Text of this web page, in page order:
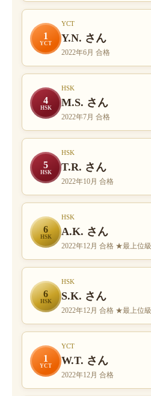
1
YCT
YCT
Y.N. さん
2022年6月 合格
4
HSK
HSK
M.S. さん
2022年7月 合格
5
HSK
HSK
T.R. さん
2022年10月 合格
6
HSK
HSK
A.K. さん
2022年12月 合格 ★最上位級
6
HSK
HSK
S.K. さん
2022年12月 合格 ★最上位級
1
YCT
YCT
W.T. さん
2022年12月 合格